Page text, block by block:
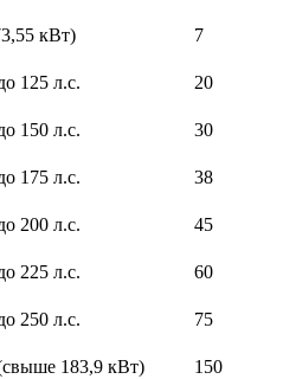
кВт)
7
125 л.с.
20
150 л.с.
30
175 л.с.
38
200 л.с.
45
225 л.с.
60
250 л.с.
75
183,9 кВт) 150